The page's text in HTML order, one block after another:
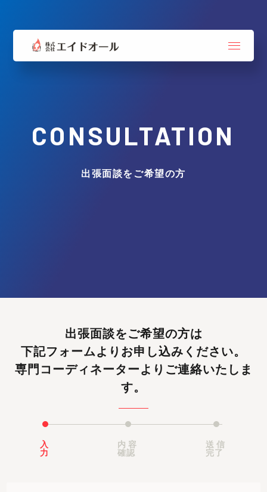
CONSULTATION
出張面談をご希望の方
出張面談をご希望の方は
下記フォームよりお申し込みください。
専門コーディネーターよりご連絡いたしま
す。
入
力
内容
確認
送信
完了